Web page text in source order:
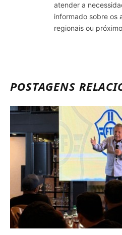
atender a
informado sobre os
regionais ou
POSTAGENS